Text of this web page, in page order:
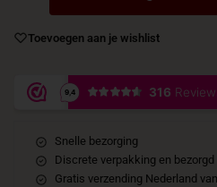
Toevoegen aan je wishlist
Snelle bezorging
Discrete verpakking en bezorgd
Gratis verzending Nederland